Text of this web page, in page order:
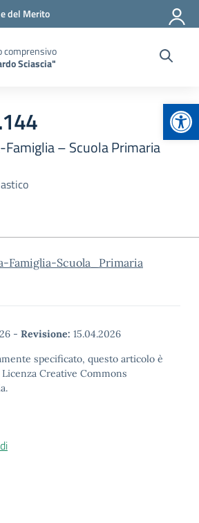
del Merito
comprensivo
Sciascia"
– Scuola Primaria
Famiglia-Scuola_Primaria
- Revisione: 15.04.2026
specificato, questo articolo è
Creative Commons